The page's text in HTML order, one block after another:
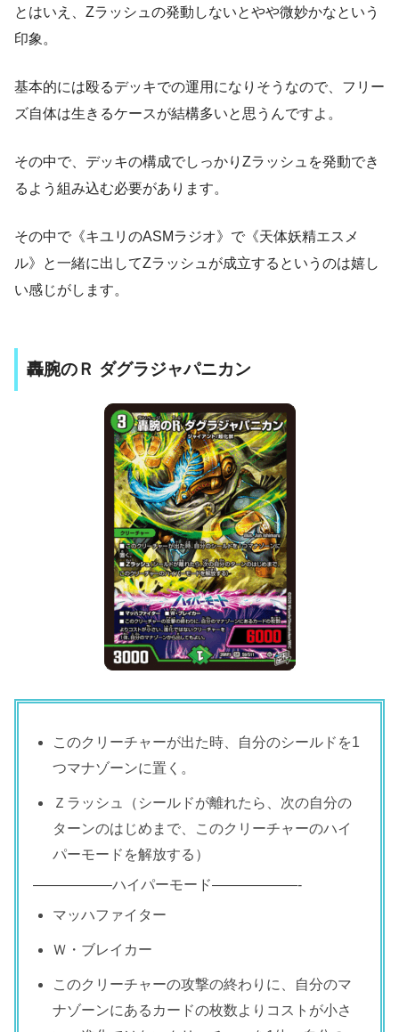
とはいえ、Zラッシュの発動しないとやや微妙かなという
印象。
基本的には殴るデッキでの運用になりそうなので、フリー
ズ自体は生きるケースが結構多いと思うんですよ。
その中で、デッキの構成でしっかりZラッシュを発動でき
るよう組み込む必要があります。
その中で《キユリのASMラジオ》で《天体妖精エスメ
ル》と一緒に出してZラッシュが成立するというのは嬉し
い感じがします。
轟腕のＲ ダグラジャパニカン
このクリーチャーが出た時、自分のシールドを1
つマナゾーンに置く。
Ｚラッシュ（シールドが離れたら、次の自分の
ターンのはじめまで、このクリーチャーのハイ
パーモードを解放する）
—————–ハイパーモード——————-
マッハファイター
Ｗ・ブレイカー
このクリーチャーの攻撃の終わりに、自分のマ
ナゾーンにあるカードの枚数よりコストが小さ